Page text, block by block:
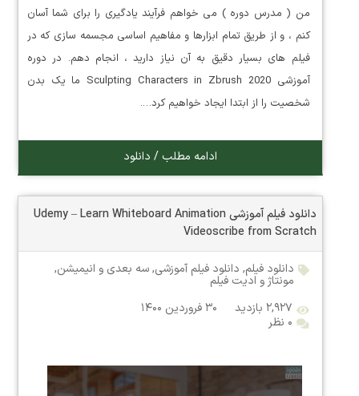
من ( مدرس دوره ) می خواهم فرآیند یادگیری را برای شما آسان
کنم ، و از طریق تمام ابزارها و مفاهیم اساسی مجسمه سازی که در
فیلم های بسیار دقیق به آن نیاز دارید ، انجام دهم. در دوره
آموزشی Sculpting Characters in Zbrush 2020 ما یک بدن
شخصیت را از ابتدا ایجاد خواهیم کرد….
ادامه مطلب / دانلود
دانلود فیلم آموزشی Udemy – Learn Whiteboard Animation
Videoscribe from Scratch
دانلود فیلم, دانلود فیلم آموزشی,سه بعدی و انیمیشن,
مونتاژ و ادیت فیلم
۲,۹۲۷ بازدید
۳۰ فروردین ۱۴۰۰
۰ نظر